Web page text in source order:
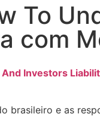
To
com
Investors
e as